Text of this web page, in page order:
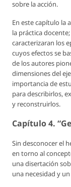
sobre la acción.
En este capítulo la
la práctica
caracterizaran los
cuyos efectos se
de los autores
dimensiones del
importancia de
para describirlos,
y reconstruirlos.
Capítulo 4.
Sin desconocer el
en torno al
una disertación
una necesidad y